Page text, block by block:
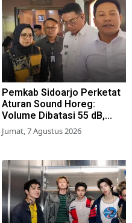
Pemkab Sidoarjo Perketat
Aturan Sound Horeg:
Volume Dibatasi 55 dB,
Wajib Kantongi Izin
Jumat, 7 Agustus 2026